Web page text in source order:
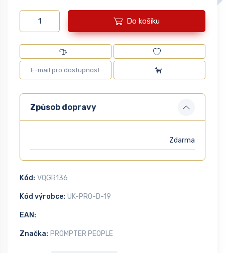
Do košíku
Způsob dopravy
Zdarma
Kód: VQGR136
Kód výrobce: UK-PRO-D-19
EAN:
Značka: PROMPTER PEOPLE